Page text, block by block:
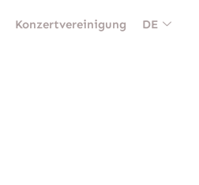
Konzertvereinigung DE